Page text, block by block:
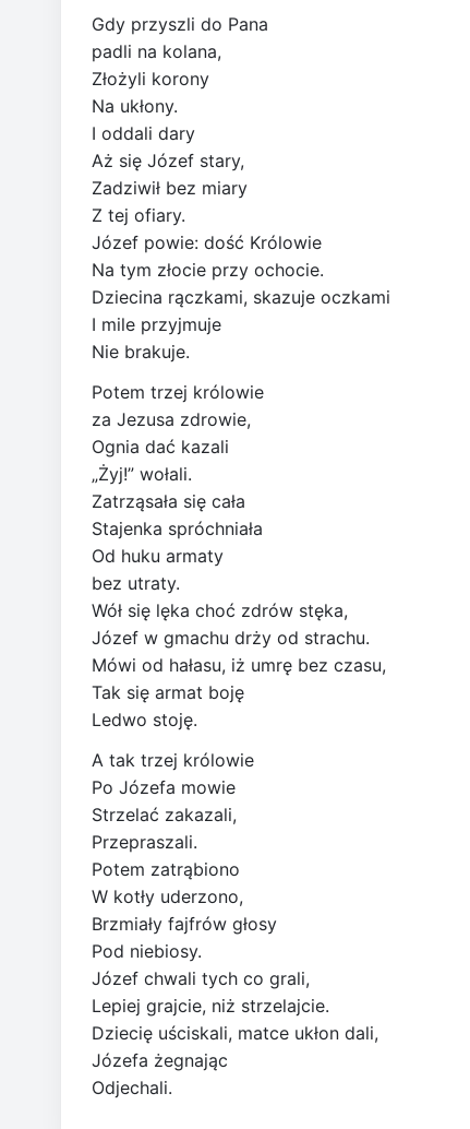
Gdy przyszli do Pana
padli na kolana,
Złożyli korony
Na ukłony.
I oddali dary
Aż się Józef stary,
Zadziwił bez miary
Z tej ofiary.
Józef powie: dość Królowie
Na tym złocie przy ochocie.
Dziecina rączkami, skazuje oczkami
I mile przyjmuje
Nie brakuje.
Potem trzej królowie
za Jezusa zdrowie,
Ognia dać kazali
„Żyj!” wołali.
Zatrząsała się cała
Stajenka spróchniała
Od huku armaty
bez utraty.
Wół się lęka choć zdrów stęka,
Józef w gmachu drży od strachu.
Mówi od hałasu, iż umrę bez czasu,
Tak się armat boję
Ledwo stoję.
A tak trzej królowie
Po Józefa mowie
Strzelać zakazali,
Przepraszali.
Potem zatrąbiono
W kotły uderzono,
Brzmiały fajfrów głosy
Pod niebiosy.
Józef chwali tych co grali,
Lepiej grajcie, niż strzelajcie.
Dziecię uściskali, matce ukłon dali,
Józefa żegnając
Odjechali.